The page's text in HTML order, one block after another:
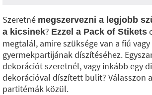
Szeretné megszervezni a legjobb
a kicsinek? Ezzel a Pack of Stikets
megtalál, amire szüksége van a fiú
gyermekpartijának díszítéséhez.
dekorációt szeretnél, vagy inkább egy
dekorációval díszített bulit? Válasszon
partitémák közül.